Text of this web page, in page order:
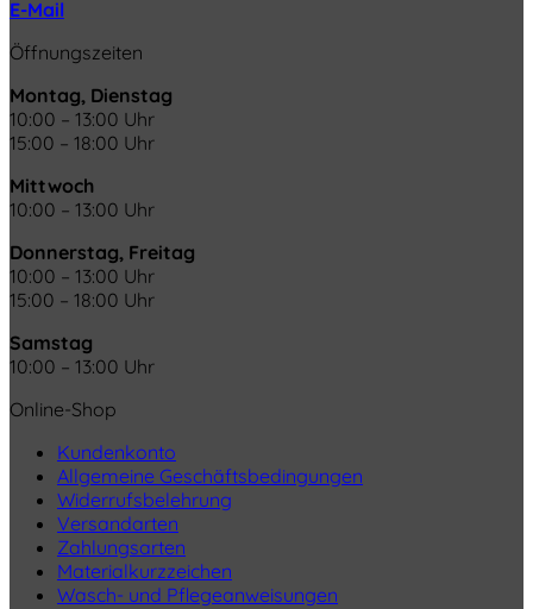
E-Mail
Öffnungszeiten
Montag, Dienstag
10:00 – 13:00 Uhr
15:00 – 18:00 Uhr
Mittwoch
10:00 – 13:00 Uhr
Donnerstag, Freitag
10:00 – 13:00 Uhr
15:00 – 18:00 Uhr
Samstag
10:00 – 13:00 Uhr
Online-Shop
Kundenkonto
Allgemeine Geschäftsbedingungen
Widerrufsbelehrung
Versandarten
Zahlungsarten
Materialkurzzeichen
Wasch- und Pflegeanweisungen